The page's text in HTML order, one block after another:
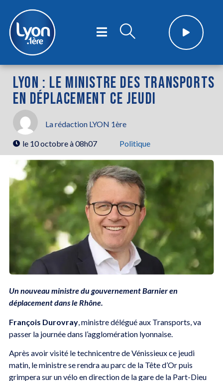
LYON : LE MINISTRE DES TRANSPORTS
EN DÉPLACEMENT CE JEUDI
La rédaction LYON 1ère
le 10 octobre à 08h07 Politique
Un nouveau ministre du gouvernement Barnier en
déplacement dans le Rhône.
François Durovray, ministre délégué aux Transports, va
passer la journée dans l’agglomération lyonnaise.
Après avoir visité le technicentre de Vénissieux ce jeudi
matin, le ministre se rendra au parc de la Tête d’Or puis
grimpera sur un vélo en direction de la gare de la Part-Dieu